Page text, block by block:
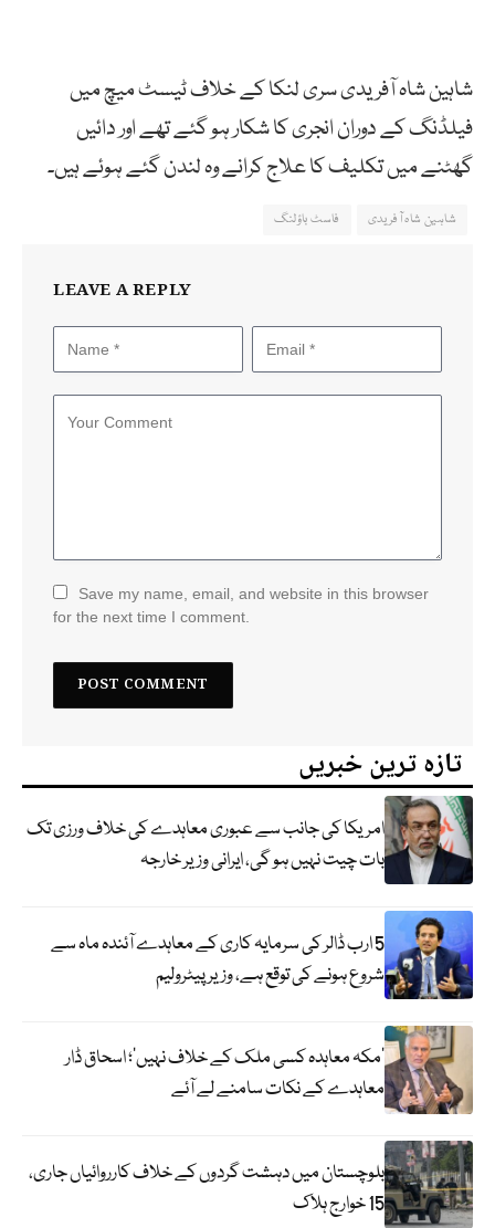
شاہین شاہ آفریدی سری لنکا کے خلاف ٹیسٹ میچ میں
فیلڈنگ کے دوران انجری کا شکار ہو گئے تھے اور دائیں
گھٹنے میں تکلیف کا علاج کرانے وہ لندن گئے ہوئے ہیں۔
شاہین شاہ آفریدی فاسٹ باؤلنگ
LEAVE A REPLY
Save my name, email, and website in this browser
for the next time I comment.
تازہ ترین خبریں
امریکا کی جانب سے عبوری معاہدے کی خلاف ورزی تک
بات چیت نہیں ہو گی، ایرانی وزیر خارجہ
5 ارب ڈالر کی سرمایہ کاری کے معاہدے آئندہ ماہ سے
شروع ہونے کی توقع ہے، وزیر پیٹرولیم
‘مکہ معاہدہ کسی ملک کے خلاف نہیں’؛ اسحاق ڈار
معاہدے کے نکات سامنے لے آئے
بلوچستان میں دہشت گردوں کے خلاف کارروائیاں جاری،
15 خوارج ہلاک